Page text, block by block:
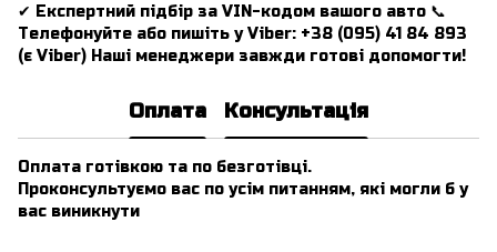
✔ Експертний підбір за VIN-кодом вашого авто 📞
Телефонуйте або пишіть у Viber: +38 (095) 41 84 893
(є Viber) Наші менеджери завжди готові допомогти!
Оплата Консультація
Оплата готівкою та по безготівці.
Проконсультуємо вас по усім питанням, які могли б у
вас виникнути